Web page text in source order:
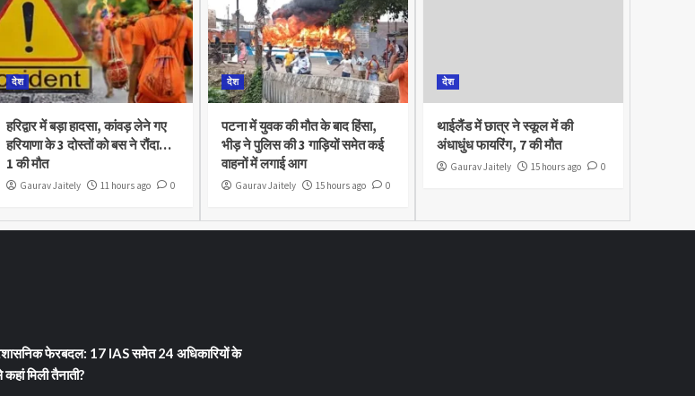
देश
हरिद्वार में बड़ा हादसा, कांवड़ लेने गए
हरियाणा के 3 दोस्तों को बस ने रौंदा…
1 की मौत
Gaurav Jaitely 11 hours ago 0
देश
पटना में युवक की मौत के बाद हिंसा,
भीड़ ने पुलिस की 3 गाड़ियों समेत कई
वाहनों में लगाई आग
Gaurav Jaitely 15 hours ago 0
देश
थाईलैंड में छात्र ने स्कूल में की
अंधाधुंध फायरिंग, 7 की मौत
Gaurav Jaitely 15 hours ago 0
फेरबदल: 17 IAS समेत 24 अधिकारियों के
मिली तैनाती?